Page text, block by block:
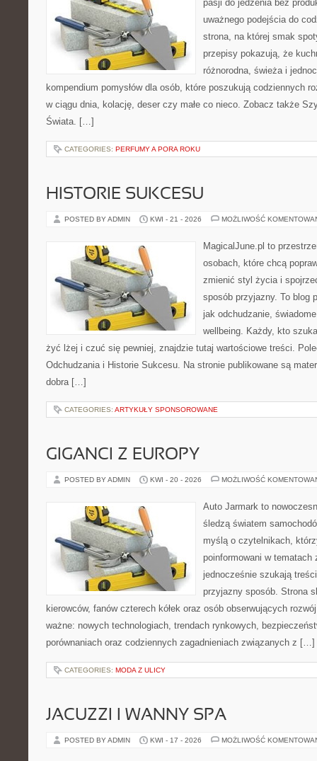
pasji do jedzenia bez
uważnego podejścia do
strona, na której smak
przepisy pokazują, że
różnorodna, świeża i
kompendium pomysłów dla osób, które poszukują codziennych
w ciągu dnia, kolację, deser czy małe co nieco. Zobacz także
Świata. […]
CATEGORIES: PERFUMY A PORA ROKU
HISTORIE SUKCESU
POSTED BY ADMIN KWI - 21 - 2026 MOŻLIWOŚĆ
MagicalJune.pl to
osobach, które chcą
zmienić styl życia i
sposób przyjazny. To blog
jak odchudzanie,
wellbeing. Każdy, kto
żyć lżej i czuć się pewniej, znajdzie tutaj wartościowe treści.
Odchudzania i Historie Sukcesu. Na stronie publikowane są
dobra […]
CATEGORIES: ARTYKUŁY SPONSOROWANE
GIGANCI Z EUROPY
POSTED BY ADMIN KWI - 20 - 2026 MOŻLIWOŚĆ
Auto Jarmark to
śledzą światem
myślą o czytelnikach,
poinformowani w
jednocześnie szukają
przyjazny sposób. Strona
kierowców, fanów czterech kółek oraz osób obserwujących
ważne: nowych technologiach, trendach rynkowych,
porównaniach oraz codziennych zagadnieniach związanych z […]
CATEGORIES: MODA Z ULICY
JACUZZI I WANNY SPA
POSTED BY ADMIN KWI - 17 - 2026 MOŻLIWOŚĆ